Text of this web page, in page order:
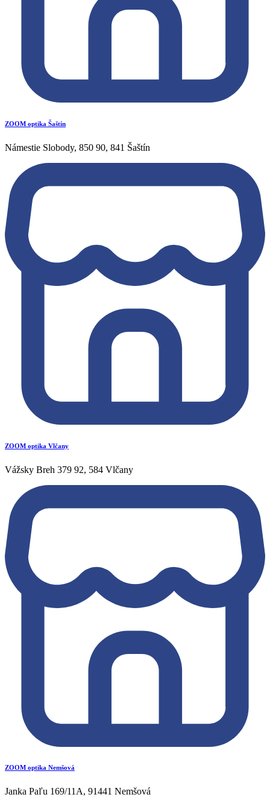
ZOOM optika Šaštín
Námestie Slobody, 850 90, 841 Šaštín
ZOOM optika Vlčany
Vážsky Breh 379 92, 584 Vlčany
ZOOM optika Nemšová
Janka Paľu 169/11A, 91441 Nemšová